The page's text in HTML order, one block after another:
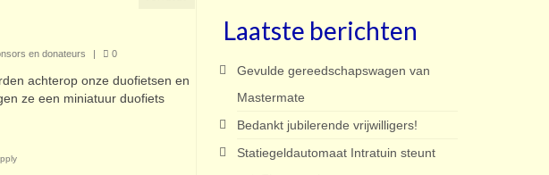
en donateurs 0
achterop onze duofietsen en
ze een miniatuur duofiets
Laatste berichten
Gevulde gereedschapswagen van
Mastermate
Bedankt jubilerende vrijwilligers!
Statiegeldautomaat Intratuin steunt